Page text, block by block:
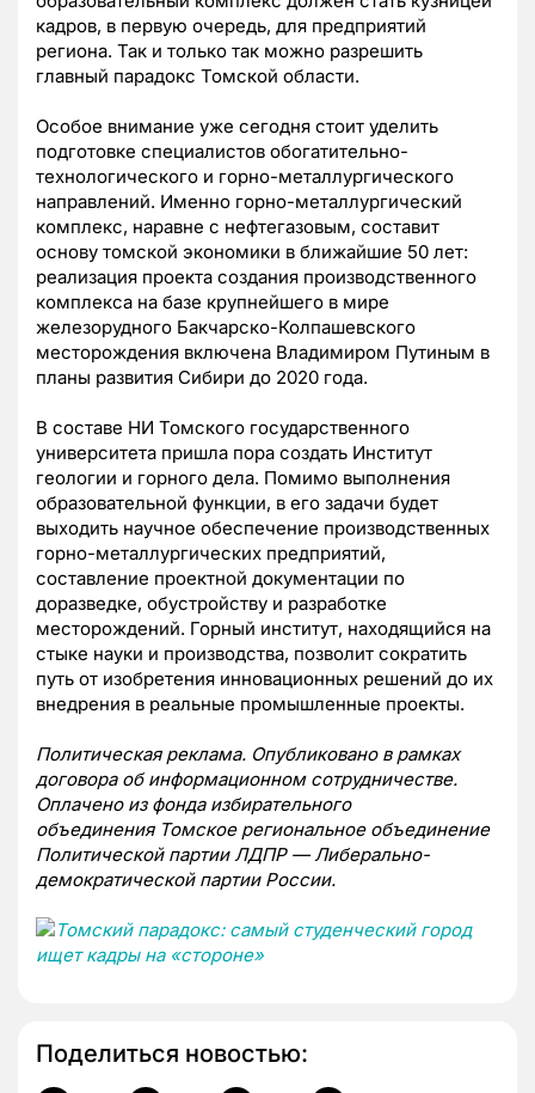
кадров, в первую очередь, для предприятий
региона. Так и только так можно разрешить
главный парадокс Томской области.
Особое внимание уже сегодня стоит уделить
подготовке специалистов обогатительно-
технологического и горно-металлургического
направлений. Именно горно-металлургический
комплекс, наравне с нефтегазовым, составит
основу томской экономики в ближайшие 50 лет:
реализация проекта создания производственного
комплекса на базе крупнейшего в мире
железорудного Бакчарско-Колпашевского
месторождения включена Владимиром Путиным в
планы развития Сибири до 2020 года.
В составе НИ Томского государственного
университета пришла пора создать Институт
геологии и горного дела. Помимо выполнения
образовательной функции, в его задачи будет
выходить научное обеспечение производственных
горно-металлургических предприятий,
составление проектной документации по
доразведке, обустройству и разработке
месторождений. Горный институт, находящийся на
стыке науки и производства, позволит сократить
путь от изобретения инновационных решений до их
внедрения в реальные промышленные проекты.
Политическая реклама. Опубликовано в рамках
договора об информационном сотрудничестве.
Оплачено изфонда избирательного
объединенияТомское региональное объединение
Политической партии ЛДПР —Либерально-
демократической партии России.
Поделиться новостью: